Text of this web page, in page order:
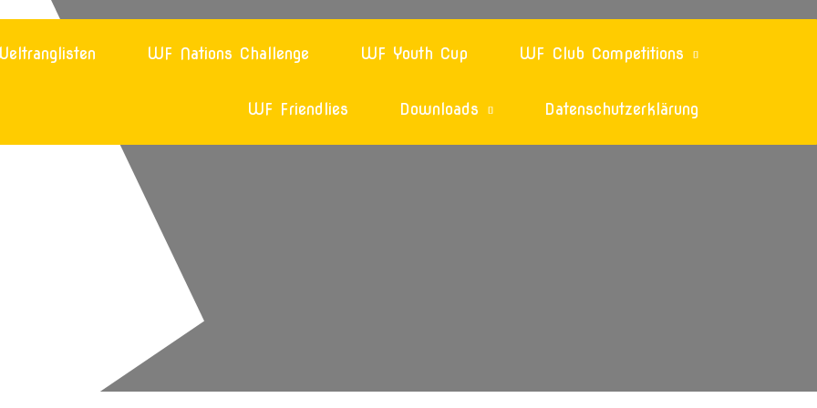
WF Nations Challenge WF Youth Cup WF Club Competitions
WF Friendlies Downloads Datenschutzerklärung